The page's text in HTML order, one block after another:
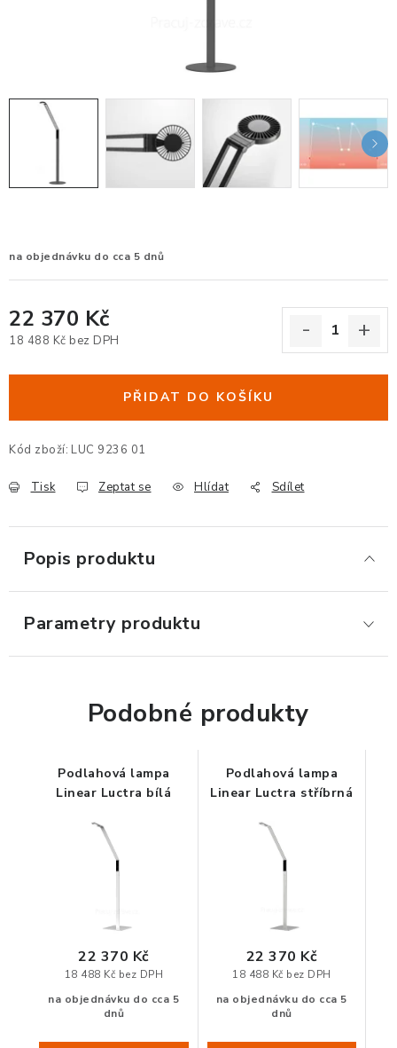
PODSEDÁKY NA ŽIDLE
ZDRAVOTNICKÉ POMŮCKY
ERGONOMICKÉ MYŠI
PREZENTAČNÍ SYSTÉMY
DRŽÁKY NA TABLET - MOBIL
ERGONOMICKÉ PRODUKTY
PODLOŽKY POD MYŠ A ZÁPĚSTÍ
STOJANY POD NOTEBOOK
ORGANIZACE KABELŮ
STOJANY NA DOKUMENTY
LED STOLNÍ LAMPY
KANCELÁŘSKÉ POTŘEBY
ZÁSUVKOVÉ BOXY
na objednávku do cca 5 dnů
22 370 Kč
18 488 Kč bez DPH
PŘIDAT DO KOŠÍKU
Kód zboží: LUC 9236 01
Tisk Zeptat se Hlídat Sdílet
Popis produktu
Parametry produktu
Podobné produkty
Podlahová lampa
Linear Luctra bílá
na objednávku do cca 5
dnů
18 488 Kč bez DPH
22 370 Kč
Podlahová lampa
Linear Luctra stříbrná
na objednávku do cca 5
dnů
18 488 Kč bez DPH
22 370 Kč